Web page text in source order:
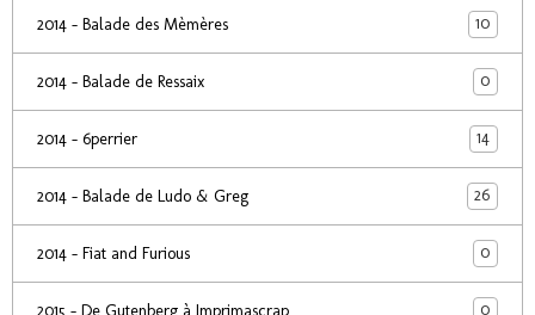
2014 - Balade des Mèmères 10
2014 - Balade de Ressaix 0
2014 - 6perrier 14
2014 - Balade de Ludo & Greg 26
2014 - Fiat and Furious 0
2015 - De Gutenberg à Imprimascrap 0